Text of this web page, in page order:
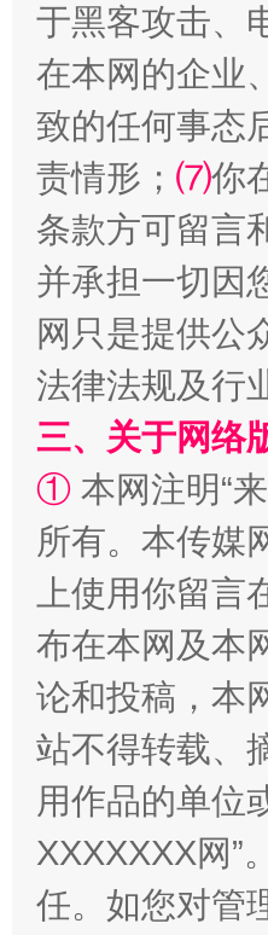
站台名比不上好声
漫山遍野的桃花与雪山、麦
招工难、用工荒背后
于黑客攻击、
在本网的企业
致的任何事态
责情形； ⑺你
条款方可留言
并承担一切因
网只是提供公
法律法规及行
三、关于网络
① 本网注明“
所有。本传媒
上使用你留
布在本网及本
论和投稿，本
站不得转载、
用作品的单位
XXXXXXX网”
任。如您对管